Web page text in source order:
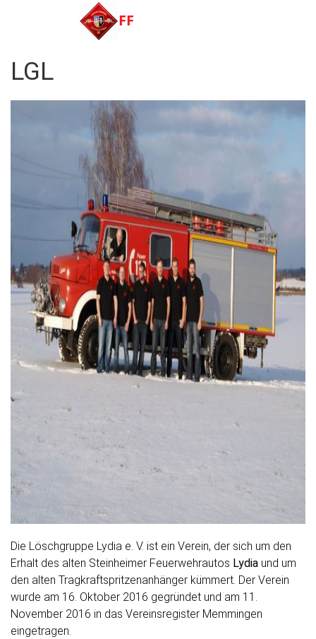
LGL
Die Löschgruppe Lydia e. V. ist ein Verein, der sich um den
Erhalt des alten Steinheimer Feuerwehrautos Lydia und um
den alten Tragkraftspritzenanhänger kümmert. Der Verein
wurde am 16. Oktober 2016 gegründet und am 11.
November 2016 in das Vereinsregister Memmingen
eingetragen.